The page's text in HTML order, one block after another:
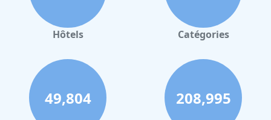
Hôtels à Valence
Hôtels à Gerardmer
Hôtels à Deauville
Hôtels à Bayonne
Hôtels aux Sables d Olonne
Hôtels Catégories
49,804 208,995